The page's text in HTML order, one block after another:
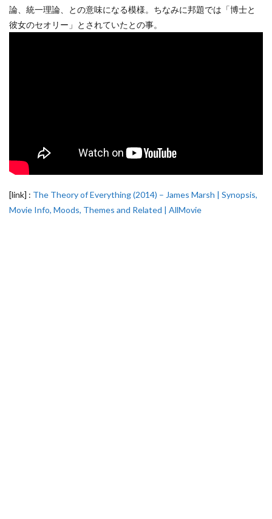
論、統一理論、との意味になる模様。ちなみに邦題では「博士と
彼女のセオリー」とされていたとの事。
[link] : The Theory of Everything (2014) – James Marsh | Synopsis,
Movie Info, Moods, Themes and Related | AllMovie